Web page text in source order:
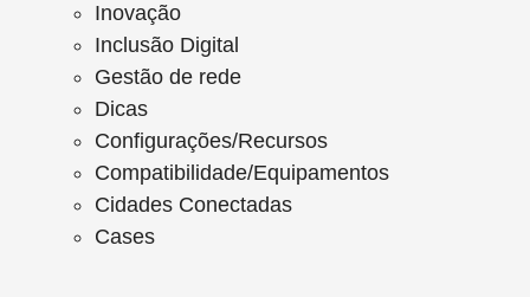
Inovação
Inclusão Digital
Gestão de rede
Dicas
Configurações/Recursos
Compatibilidade/Equipamentos
Cidades Conectadas
Cases